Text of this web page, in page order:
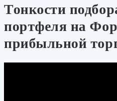
Тонкости
портфеля на
прибыльной